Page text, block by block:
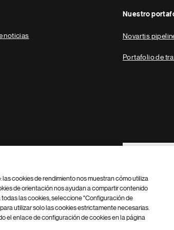
noticias
Nuestro
Novartis
Portafolio de
Footer Site
Configuración de cookies Mapa del sitio
cookies de rendimiento nos muestran cómo utiliza
de orientación nos ayudan a compartir contenido
las cookies, seleccione "Configuración de
utilizar solo las cookies estrictamente necesarias.
el enlace de configuración de cookies en la página